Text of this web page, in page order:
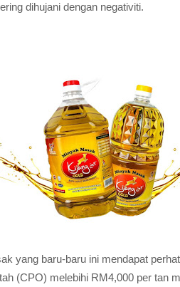
dihujani dengan negativiti.
yang baru-baru ini mendapat
(CPO) melebihi RM4,000 per tan